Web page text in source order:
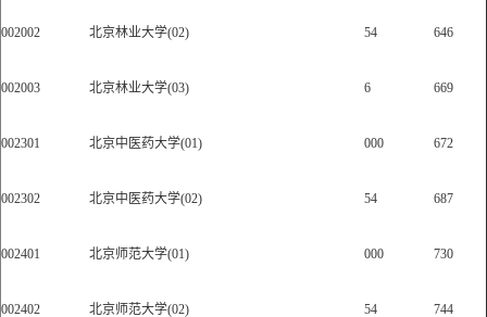
002002 北京林业大学(02) 54 646
002003 北京林业大学(03) 6 669
002301 北京中医药大学(01) 000 672
002302 北京中医药大学(02) 54 687
002401 北京师范大学(01) 000 730
002402 北京师范大学(02) 54 744